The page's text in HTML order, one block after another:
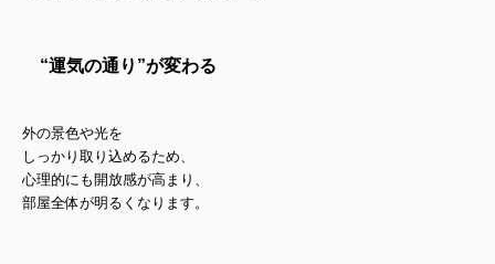
“運気の通り”が変わる
外の景色や光を
しっかり取り込めるため、
心理的にも開放感が高まり、
部屋全体が明るくなります。